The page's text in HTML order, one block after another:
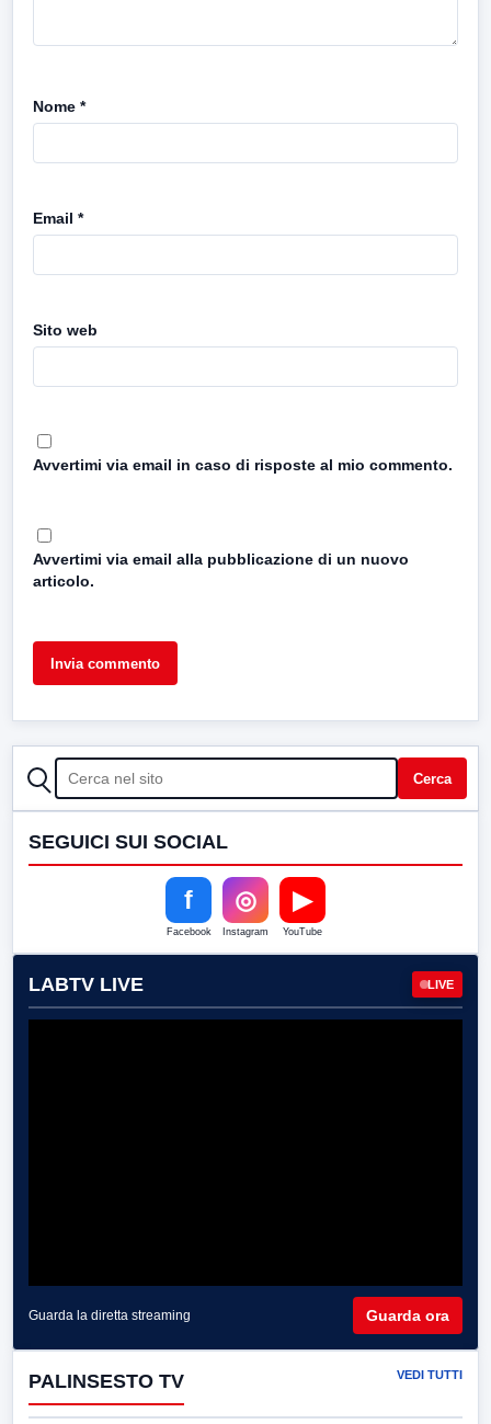
Nome *
Email *
Sito web
Avvertimi via email in caso di risposte al mio commento.
Avvertimi via email alla pubblicazione di un nuovo
articolo.
CERCA Cerca
SEGUICI SUI SOCIAL
f
Facebook
◎
Instagram
▶
YouTube
LABTV LIVE LIVE
Guarda la diretta streaming Guarda ora
PALINSESTO TV VEDI TUTTI